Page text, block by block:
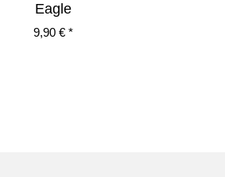
Eagle
9,90 € *